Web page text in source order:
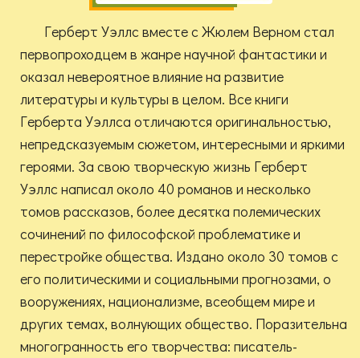
Герберт Уэллс вместе с Жюлем Верном стал
первопроходцем в жанре научной фантастики и
оказал невероятное влияние на развитие
литературы и культуры в целом. Все книги
Герберта Уэллса отличаются оригинальностью,
непредсказуемым сюжетом, интересными и яркими
героями. За свою творческую жизнь Герберт
Уэллс написал около 40 романов и несколько
томов рассказов, более десятка полемических
сочинений по философской проблематике и
перестройке общества. Издано около 30 томов с
его политическими и социальными прогнозами, о
вооружениях, национализме, всеобщем мире и
других темах, волнующих общество. Поразительна
многогранность его творчества: писатель-